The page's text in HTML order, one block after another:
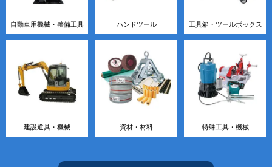
自動車用機械・整備工具 ハンドツール 工具箱・ツールボックス
建設道具・機械 資材・材料 特殊工具・機械